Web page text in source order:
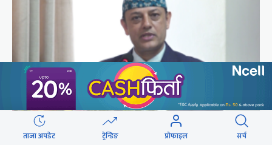
‘संसद्‍मा कालो चस्मा खोल्नू, बैठक चल्दा सेयर कारोबार
ताजा अपडेट ट्रेन्डिङ प्रोफाइल सर्च